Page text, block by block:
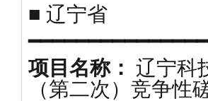
■ 辽宁省
项目名称： 辽宁科
（第二次）竞争性